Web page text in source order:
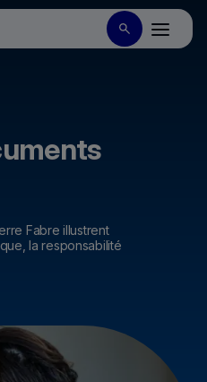
Fabre illustrent
la responsabilité